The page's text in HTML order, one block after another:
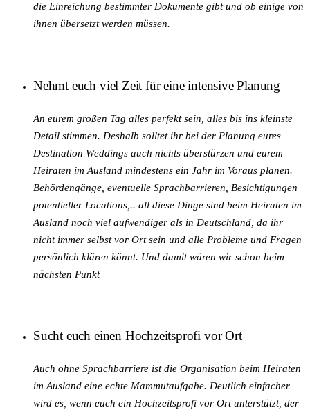
die Einreichung bestimmter Dokumente gibt und ob einige von
ihnen übersetzt werden müssen.
Nehmt euch viel Zeit für eine intensive Planung
An eurem großen Tag alles perfekt sein, alles bis ins kleinste
Detail stimmen. Deshalb solltet ihr bei der Planung eures
Destination Weddings auch nichts überstürzen und eurem
Heiraten im Ausland mindestens ein Jahr im Voraus planen.
Behördengänge, eventuelle Sprachbarrieren, Besichtigungen
potentieller Locations,.. all diese Dinge sind beim Heiraten im
Ausland noch viel aufwendiger als in Deutschland, da ihr
nicht immer selbst vor Ort sein und alle Probleme und Fragen
persönlich klären könnt. Und damit wären wir schon beim
nächsten Punkt
Sucht euch einen Hochzeitsprofi vor Ort
Auch ohne Sprachbarriere ist die Organisation beim Heiraten
im Ausland eine echte Mammutaufgabe. Deutlich einfacher
wird es, wenn euch ein Hochzeitsprofi vor Ort unterstützt, der